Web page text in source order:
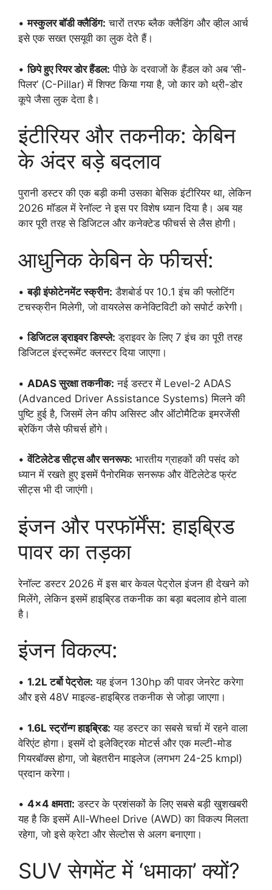
•मस्कुलर बॉडी क्लैडिंग: चारों तरफ ब्लैक क्लैडिंग और व्हील आर्च
इसे एक सख्त एसयूवी का लुक देते हैं।
•छिपे हुए रियर डोर हैंडल: पीछे के दरवाजों के हैंडल को अब ‘सी-
पिलर’ (C-Pillar) में शिफ्ट किया गया है, जो कार को थ्री-डोर
कूपे जैसा लुक देता है।
इंटीरियर और तकनीक: केबिन
के अंदर बड़े बदलाव
पुरानी डस्टर की एक बड़ी कमी उसका बेसिक इंटीरियर था, लेकिन
2026 मॉडल में रेनॉल्ट ने इस पर विशेष ध्यान दिया है। अब यह
कार पूरी तरह से डिजिटल और कनेक्टेड फीचर्स से लैस होगी।
आधुनिक केबिन के फीचर्स:
•बड़ी इंफोटेनमेंट स्क्रीन: डैशबोर्ड पर 10.1 इंच की फ्लोटिंग
टचस्क्रीन मिलेगी, जो वायरलेस कनेक्टिविटी को सपोर्ट करेगी।
•डिजिटल ड्राइवर डिस्प्ले: ड्राइवर के लिए 7 इंच का पूरी तरह
डिजिटल इंस्ट्रूमेंट क्लस्टर दिया जाएगा।
• ADAS सुरक्षा तकनीक: नई डस्टर में Level-2 ADAS
(Advanced Driver Assistance Systems) मिलने की
पुष्टि हुई है, जिसमें लेन कीप असिस्ट और ऑटोमैटिक इमरजेंसी
ब्रेकिंग जैसे फीचर्स होंगे।
•वेंटिलेटेड सीट्स और सनरूफ: भारतीय ग्राहकों की पसंद को
ध्यान में रखते हुए इसमें पैनोरमिक सनरूफ और वेंटिलेटेड फ्रंट
सीट्स भी दी जाएंगी।
इंजन और परफॉर्मेंस: हाइब्रिड
पावर का तड़का
रेनॉल्ट डस्टर 2026 में इस बार केवल पेट्रोल इंजन ही देखने को
मिलेंगे, लेकिन इसमें हाइब्रिड तकनीक का बड़ा बदलाव होने वाला
है।
इंजन विकल्प:
• 1.2L टर्बो पेट्रोल: यह इंजन 130hp की पावर जेनरेट करेगा
और इसे 48V माइल्ड-हाइब्रिड तकनीक से जोड़ा जाएगा।
• 1.6L स्ट्रॉन्ग हाइब्रिड: यह डस्टर का सबसे चर्चा में रहने वाला
वेरिएंट होगा। इसमें दो इलेक्ट्रिक मोटर्स और एक मल्टी-मोड
गियरबॉक्स होगा, जो बेहतरीन माइलेज (लगभग 24-25 kmpl)
प्रदान करेगा।
• 4×4 क्षमता: डस्टर के प्रशंसकों के लिए सबसे बड़ी खुशखबरी
यह है कि इसमें All-Wheel Drive (AWD) का विकल्प मिलता
रहेगा, जो इसे क्रेटा और सेल्टोस से अलग बनाएगा।
SUV सेगमेंट में ‘धमाका’ क्यों?